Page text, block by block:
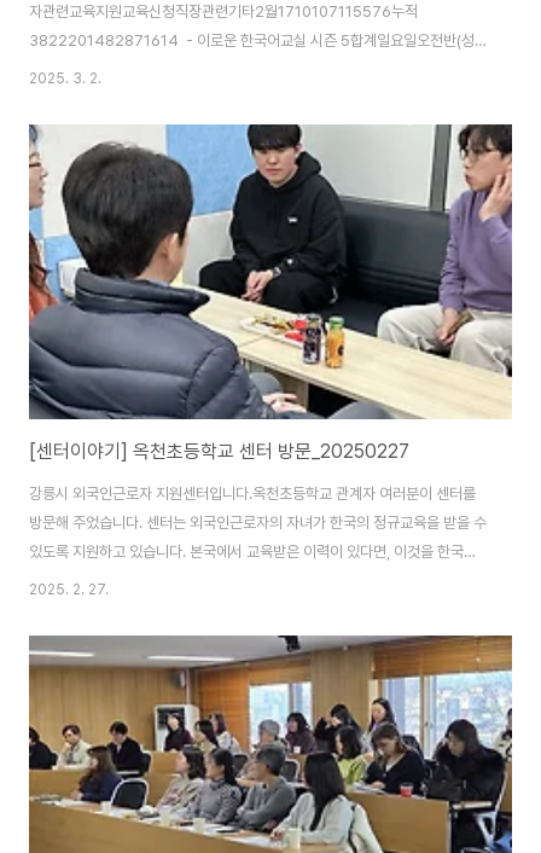
자관련교육지원교육신청직장관련기타2월1710107115576누적
3822201482871614 - 이로운 한국어교실 시즌 5합계일요일오전반(성인
중급)일요일입문반(성인입문)화요일저녁반(성인기초)화/수요일오후반(청소
오전반(일요일 10시 시작), 일요일입문반(일요일 10시 시작), 화요일저녁반(화
요일 19시 시작)- 이주배경청소년을 위한 한국어교실Y : 화요일진도반(화요일
17시 시작), 화요일기초반(화요일 17시), 수요일진도반(수요일 17시 시작), 수
요일기초반(수요일 17시 시작)- 법무부 사회통합프로그램 3단계(일요일 13
시) - 02월 02일 의료상..
2025. 3. 2.
[센터이야기] 옥천초등학교 센터 방문_20250227
강릉시 외국인근로자 지원센터입니다.옥천초등학교 관계자 여러분이 센터를
방문해 주었습니다. 센터는 외국인근로자의 자녀가 한국의 정규교육을 받을 수
있도록 지원하고 있습니다. 본국에서 교육받은 이력이 있다면, 이것을 한국교
육기관이 인정을 해주고 필요한 교육단계로 배정해 교육을 받을 수 있도록 하
는데요, 주로 옥천초등학교로 갑니다. 옥천초등학교에서 교감선생님과 다문화
담당 선생님이 방문해 주셨습니다.이주배경 청소년들이 병설초등학교까지 포
함해서 벌써 스무명이 되었다고 합니다.작년까지 저희가 파악하고 있던 인원이
12명이었는데, 갑자기 늘어나고 있습니다.학교에서도 많은 어려움이 있을 것
이고, 저희도 이제는 모든 아이들의 이름을 기억하는 것이..
2025. 2. 27.